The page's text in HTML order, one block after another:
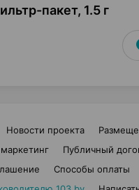
пакет, 1.5 г
Новости проекта
Публичный
Способы оплаты